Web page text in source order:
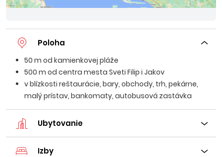
Poloha
50 m od kamienkovej pláže
500 m od centra mesta Sveti Filip i Jakov
v blízkosti reštaurácie, bary, obchody, trh, pekárne,
malý prístav, bankomaty, autobusová zastávka
Ubytovanie
Izby